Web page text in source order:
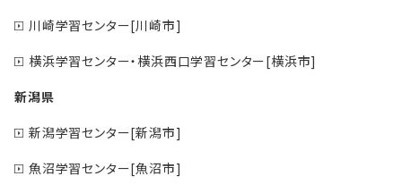
川崎学習センター[川崎市]
横浜学習センター・横浜西口学習センター[横浜市]
新潟県
新潟学習センター[新潟市]
魚沼学習センター[魚沼市]